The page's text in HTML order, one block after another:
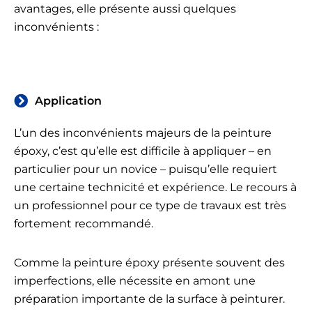
avantages, elle présente aussi quelques
inconvénients :
Application
L’un des inconvénients majeurs de la peinture
époxy, c’est qu’elle est difficile à appliquer – en
particulier pour un novice – puisqu’elle requiert
une certaine technicité et expérience. Le recours à
un professionnel pour ce type de travaux est très
fortement recommandé.
Comme la peinture époxy présente souvent des
imperfections, elle nécessite en amont une
préparation importante de la surface à peinturer.